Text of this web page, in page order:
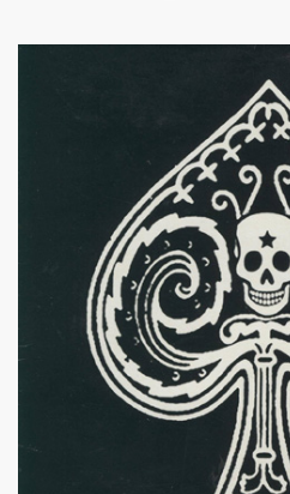
en août 2018 pour rendre
du 29 juin au 8 juillet 2018
Duvall", "39 de fievre") :
("Les rocks les plus
auteur de huit textes de l
19 fevrier 2018 a Paris.
de MARIE
kif" (2017) + concerts a La
TOUR" de JOHNNY